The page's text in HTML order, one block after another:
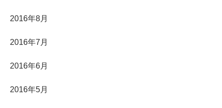
2016年8月
2016年7月
2016年6月
2016年5月